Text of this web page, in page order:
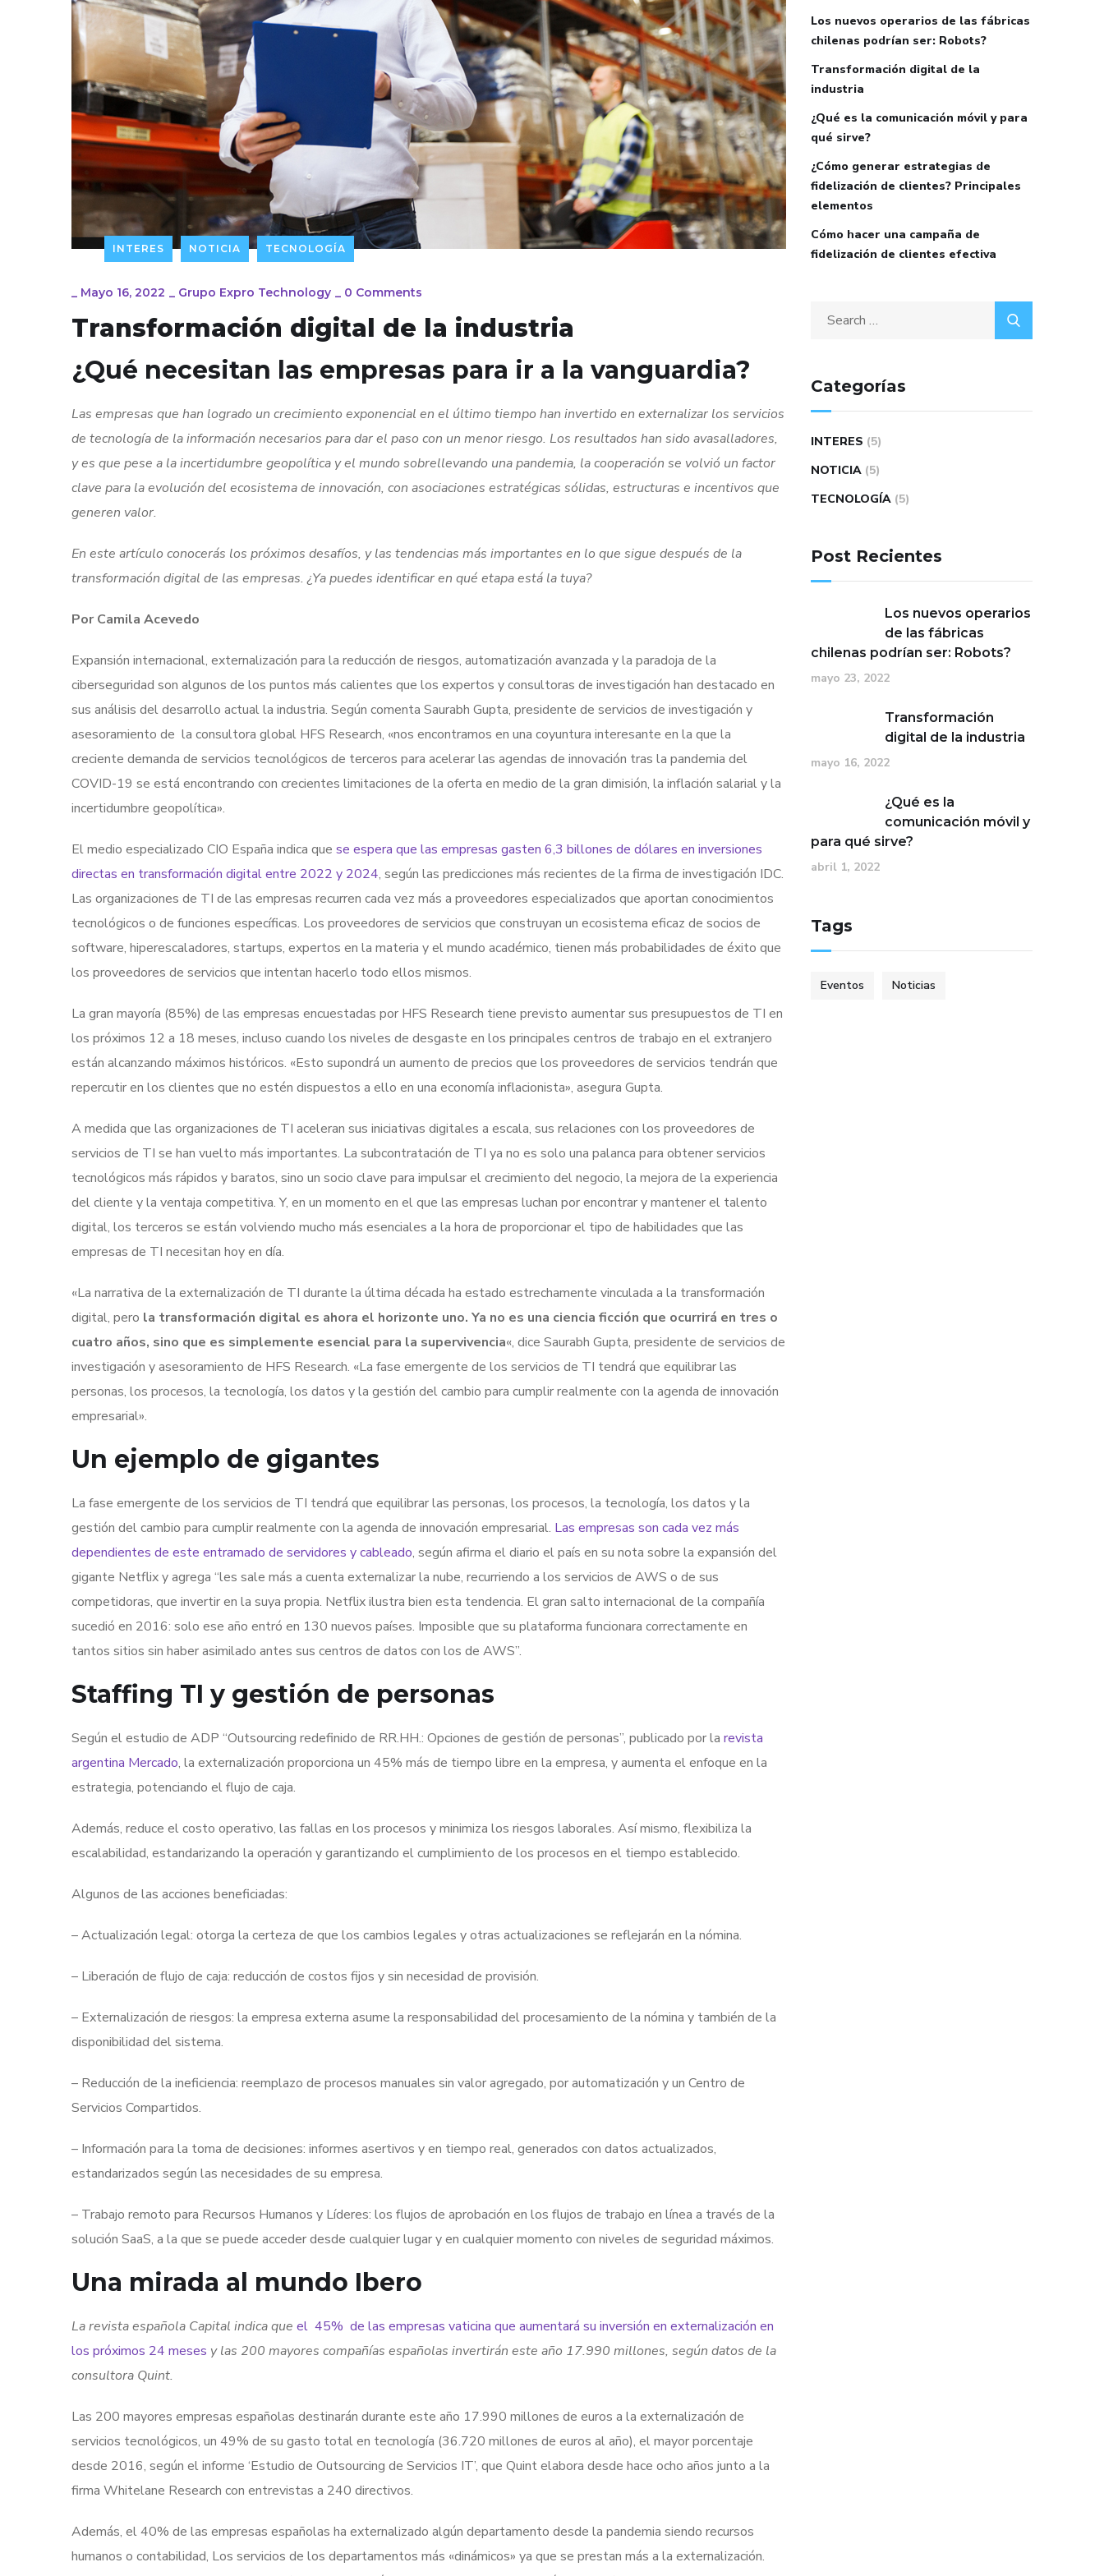
INTERES NOTICIA TECNOLOGÍA
_ Mayo 16, 2022 _ Grupo Expro Technology _ 0 Comments
Transformación digital de la industria
¿Qué necesitan las empresas para ir a la vanguardia?
Las empresas que han logrado un crecimiento exponencial en el último tiempo han invertido en externalizar los servicios
de tecnología de la información necesarios para dar el paso con un menor riesgo. Los resultados han sido avasalladores,
y es que pese a la incertidumbre geopolítica y el mundo sobrellevando una pandemia, la cooperación se volvió un factor
clave para la evolución del ecosistema de innovación, con asociaciones estratégicas sólidas, estructuras e incentivos que
generen valor.
En este artículo conocerás los próximos desafíos, y las tendencias más importantes en lo que sigue después de la
transformación digital de las empresas. ¿Ya puedes identificar en qué etapa está la tuya?
Por Camila Acevedo
Expansión internacional, externalización para la reducción de riesgos, automatización avanzada y la paradoja de la
ciberseguridad son algunos de los puntos más calientes que los expertos y consultoras de investigación han destacado en
sus análisis del desarrollo actual la industria. Según comenta Saurabh Gupta, presidente de servicios de investigación y
asesoramiento de la consultora global HFS Research, «nos encontramos en una coyuntura interesante en la que la
creciente demanda de servicios tecnológicos de terceros para acelerar las agendas de innovación tras la pandemia del
COVID-19 se está encontrando con crecientes limitaciones de la oferta en medio de la gran dimisión, la inflación salarial y la
incertidumbre geopolítica».
El medio especializado CIO España indica que se espera que las empresas gasten 6,3 billones de dólares en inversiones
directas en transformación digital entre 2022 y 2024, según las predicciones más recientes de la firma de investigación IDC.
Las organizaciones de TI de las empresas recurren cada vez más a proveedores especializados que aportan conocimientos
tecnológicos o de funciones específicas. Los proveedores de servicios que construyan un ecosistema eficaz de socios de
software, hiperescaladores, startups, expertos en la materia y el mundo académico, tienen más probabilidades de éxito que
los proveedores de servicios que intentan hacerlo todo ellos mismos.
La gran mayoría (85%) de las empresas encuestadas por HFS Research tiene previsto aumentar sus presupuestos de TI en
los próximos 12 a 18 meses, incluso cuando los niveles de desgaste en los principales centros de trabajo en el extranjero
están alcanzando máximos históricos. «Esto supondrá un aumento de precios que los proveedores de servicios tendrán que
repercutir en los clientes que no estén dispuestos a ello en una economía inflacionista», asegura Gupta.
A medida que las organizaciones de TI aceleran sus iniciativas digitales a escala, sus relaciones con los proveedores de
servicios de TI se han vuelto más importantes. La subcontratación de TI ya no es solo una palanca para obtener servicios
tecnológicos más rápidos y baratos, sino un socio clave para impulsar el crecimiento del negocio, la mejora de la experiencia
del cliente y la ventaja competitiva. Y, en un momento en el que las empresas luchan por encontrar y mantener el talento
digital, los terceros se están volviendo mucho más esenciales a la hora de proporcionar el tipo de habilidades que las
empresas de TI necesitan hoy en día.
«La narrativa de la externalización de TI durante la última década ha estado estrechamente vinculada a la transformación
digital, pero la transformación digital es ahora el horizonte uno. Ya no es una ciencia ficción que ocurrirá en tres o
cuatro años, sino que es simplemente esencial para la supervivencia«, dice Saurabh Gupta, presidente de servicios de
investigación y asesoramiento de HFS Research. «La fase emergente de los servicios de TI tendrá que equilibrar las
personas, los procesos, la tecnología, los datos y la gestión del cambio para cumplir realmente con la agenda de innovación
empresarial».
Un ejemplo de gigantes
La fase emergente de los servicios de TI tendrá que equilibrar las personas, los procesos, la tecnología, los datos y la
gestión del cambio para cumplir realmente con la agenda de innovación empresarial. Las empresas son cada vez más
dependientes de este entramado de servidores y cableado, según afirma el diario el país en su nota sobre la expansión del
gigante Netflix y agrega “les sale más a cuenta externalizar la nube, recurriendo a los servicios de AWS o de sus
competidoras, que invertir en la suya propia. Netflix ilustra bien esta tendencia. El gran salto internacional de la compañía
sucedió en 2016: solo ese año entró en 130 nuevos países. Imposible que su plataforma funcionara correctamente en
tantos sitios sin haber asimilado antes sus centros de datos con los de AWS”.
Staffing TI y gestión de personas
Según el estudio de ADP “Outsourcing redefinido de RR.HH.: Opciones de gestión de personas”, publicado por la revista
argentina Mercado, la externalización proporciona un 45% más de tiempo libre en la empresa, y aumenta el enfoque en la
estrategia, potenciando el flujo de caja.
Además, reduce el costo operativo, las fallas en los procesos y minimiza los riesgos laborales. Así mismo, flexibiliza la
escalabilidad, estandarizando la operación y garantizando el cumplimiento de los procesos en el tiempo establecido.
Algunos de las acciones beneficiadas:
– Actualización legal: otorga la certeza de que los cambios legales y otras actualizaciones se reflejarán en la nómina.
– Liberación de flujo de caja: reducción de costos fijos y sin necesidad de provisión.
– Externalización de riesgos: la empresa externa asume la responsabilidad del procesamiento de la nómina y también de la
disponibilidad del sistema.
– Reducción de la ineficiencia: reemplazo de procesos manuales sin valor agregado, por automatización y un Centro de
Servicios Compartidos.
– Información para la toma de decisiones: informes asertivos y en tiempo real, generados con datos actualizados,
estandarizados según las necesidades de su empresa.
– Trabajo remoto para Recursos Humanos y Líderes: los flujos de aprobación en los flujos de trabajo en línea a través de la
solución SaaS, a la que se puede acceder desde cualquier lugar y en cualquier momento con niveles de seguridad máximos.
Una mirada al mundo Ibero
La revista española Capital indica que el 45% de las empresas vaticina que aumentará su inversión en externalización en
los próximos 24 meses y las 200 mayores compañías españolas invertirán este año 17.990 millones, según datos de la
consultora Quint.
Las 200 mayores empresas españolas destinarán durante este año 17.990 millones de euros a la externalización de
servicios tecnológicos, un 49% de su gasto total en tecnología (36.720 millones de euros al año), el mayor porcentaje
desde 2016, según el informe ‘Estudio de Outsourcing de Servicios IT’, que Quint elabora desde hace ocho años junto a la
firma Whitelane Research con entrevistas a 240 directivos.
Además, el 40% de las empresas españolas ha externalizado algún departamento desde la pandemia siendo recursos
humanos o contabilidad, Los servicios de los departamentos más «dinámicos» ya que se prestan más a la externalización.
Los nuevos operarios de las fábricas
chilenas podrían ser: Robots?
Transformación digital de la
industria
¿Qué es la comunicación móvil y para
qué sirve?
¿Cómo generar estrategias de
fidelización de clientes? Principales
elementos
Cómo hacer una campaña de
fidelización de clientes efectiva
Categorías
INTERES (5)
NOTICIA (5)
TECNOLOGÍA (5)
Post Recientes
Los nuevos operarios
de las fábricas
chilenas podrían ser: Robots?
mayo 23, 2022
Transformación
digital de la industria
mayo 16, 2022
¿Qué es la
comunicación móvil y
para qué sirve?
abril 1, 2022
Tags
Eventos Noticias